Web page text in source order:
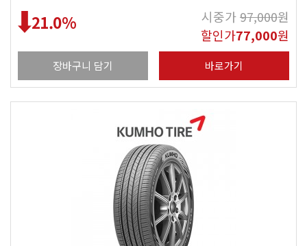
21.0% 시중가97,000원
할인가77,000원
장바구니 담기 바로가기